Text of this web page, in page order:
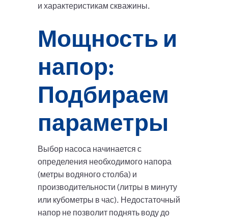
и характеристикам скважины.
Мощность и
напор:
Подбираем
параметры
Выбор насоса начинается с
определения необходимого напора
(метры водяного столба) и
производительности (литры в минуту
или кубометры в час). Недостаточный
напор не позволит поднять воду до